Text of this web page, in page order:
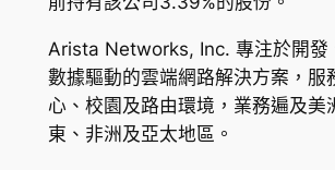
Arista Networks, Inc. 專注於開發
數據驅動的雲端網路解決方案，服
心、校園及路由環境，業務遍及美
東、非洲及亞太地區。